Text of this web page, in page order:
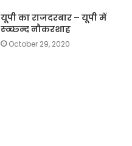
यूपी का राजदरबार – यूपी में
स्व्च्छ्न्द नौकरशाह
October 29, 2020